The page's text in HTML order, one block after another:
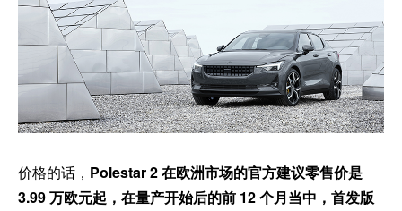
价格的话， Polestar 2 在欧洲市场的官方建议零售价是
3.99 万欧元起，在量产开始后的前 12 个月当中，首发版